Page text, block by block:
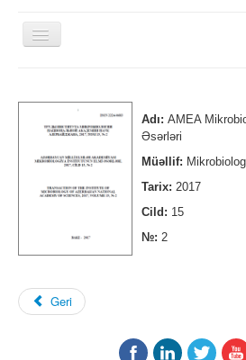
Toggle
Navigation
Haqqımızda
Struktur
Şura və Təşkilatlar
Alim və Mütəxəssislər
Adı: AMEA
Əsərləri
Müəllif:
Tarix: 2017
Cild: 15
№: 2
Geri